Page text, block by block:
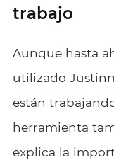
trabajo
Aunque hasta
utilizado
están
herramienta
explica la